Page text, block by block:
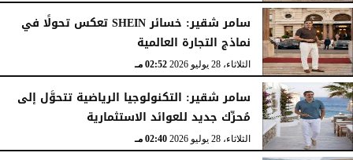
الثلاثاء، 28 يوليو 2026 03:49 مـ
سامر شقير: خسائر SHEIN تعكس تحولًا في
نماذج التجارة العالمية
الثلاثاء، 28 يوليو 2026 02:52 مـ
سامر شقير: التكنولوجيا الرياضية تتحوَّل إلى
مُحرِّك جديد للعوائد الاستثمارية
الثلاثاء، 28 يوليو 2026 02:40 مـ